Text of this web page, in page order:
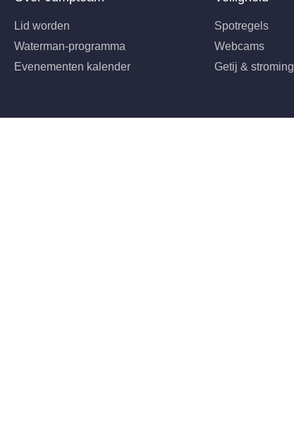
Lid worden
Waterman-programma
Evenementen kalender
Spotregels
Webcams
Getij & stroming